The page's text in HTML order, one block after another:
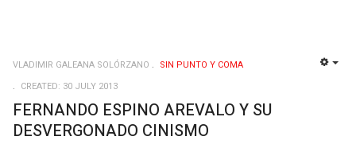
VLADIMIR GALEANA SOLÓRZANO
SIN PUNTO Y COMA
CREATED: 30 JULY 2013
FERNANDO ESPINO AREVALO Y SU
DESVERGONADO CINISMO